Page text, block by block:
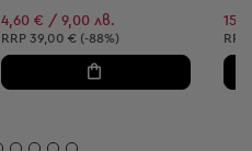
4,60 € / 9,00 лв.
Препоръчителна цена:
RRP 39,00 € (-88%) RRP